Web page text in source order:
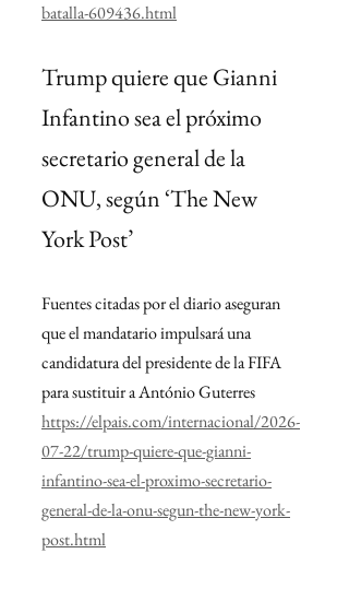
batalla-609436.html
Trump quiere que Gianni
Infantino sea el próximo
secretario general de la
ONU, según ‘The New
York Post’
Fuentes citadas por el diario aseguran
que el mandatario impulsará una
candidatura del presidente de la FIFA
para sustituir a António Guterres
https://elpais.com/internacional/2026-
07-22/trump-quiere-que-gianni-
infantino-sea-el-proximo-secretario-
general-de-la-onu-segun-the-new-york-
post.html